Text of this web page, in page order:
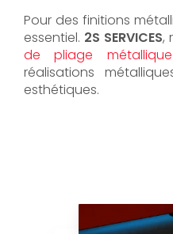
Pour des finitions
essentiel. 2S SERVICES,
de pliage
réalisations
esthétiques.